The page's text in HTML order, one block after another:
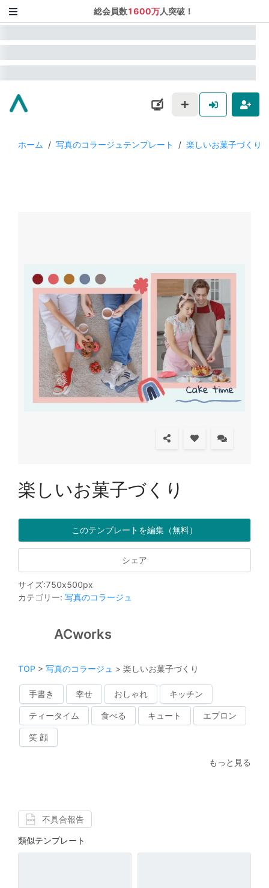
総会員数1600万人突破！
ホーム / 写真のコラージュテンプレート / 楽しいお菓子づくり
楽しいお菓子づくり
このテンプレートを編集（無料）
シェア
サイズ:750x500px
カテゴリー: 写真のコラージュ
ACworks
TOP > 写真のコラージュ > 楽しいお菓子づくり
手書き 幸せ おしゃれ キッチン
ティータイム 食べる キュート エプロン
笑 顔
もっと見る
不具合報告
類似テンプレート